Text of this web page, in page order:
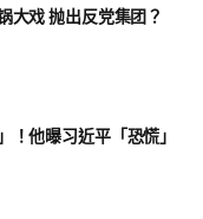
大戏 抛出反党集团？
！他曝习近平「恐慌」